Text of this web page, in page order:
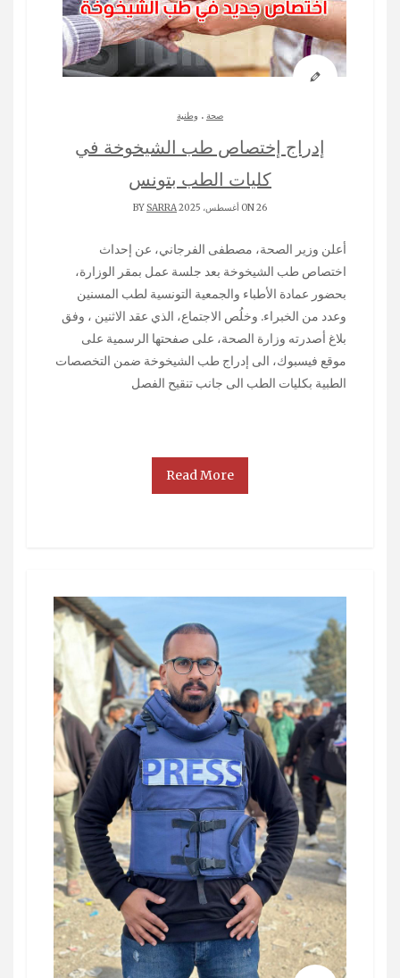
صحة . وطنية
إدراج إختصاص طب الشيخوخة في
كليات الطب بتونس
ON 26 أغسطس، 2025 BY SARRA
أعلن وزير الصحة، مصطفى الفرجاني، عن إحداث
اختصاص طب الشيخوخة بعد جلسة عمل بمقر الوزارة،
بحضور عمادة الأطباء والجمعية التونسية لطب المسنين
وعدد من الخبراء. وخلُص الاجتماع، الذي عقد الاثنين ، وفق
بلاغ أصدرته وزارة الصحة، على صفحتها الرسمية على
موقع فيسبوك، الى إدراج طب الشيخوخة ضمن التخصصات
الطبية بكليات الطب الى جانب تنقيح الفصل
Read More